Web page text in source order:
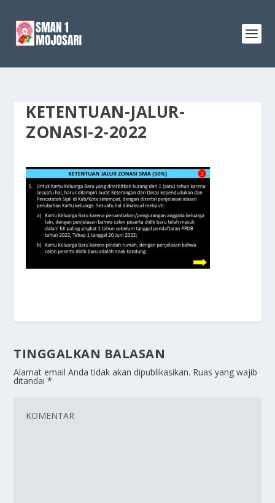
KETENTUAN-JALUR-
ZONASI-2-2022
TINGGALKAN BALASAN
Alamat email Anda tidak akan dipublikasikan. Ruas yang wajib
ditandai*